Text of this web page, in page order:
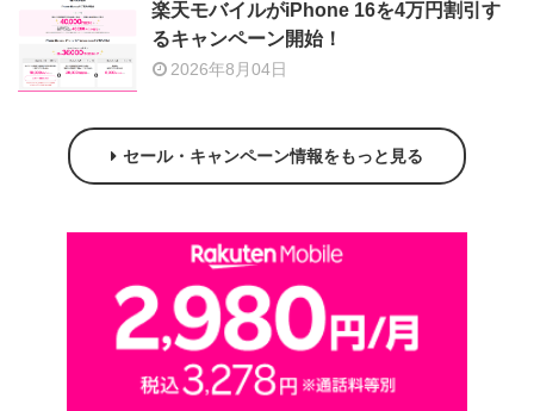
楽天モバイルがiPhone 16を4万円割引す
るキャンペーン開始！
2026年8月04日
セール・キャンペーン情報をもっと見る